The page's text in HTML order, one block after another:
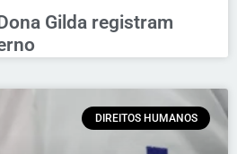
Gilda registram
DIREITOS HUMANOS